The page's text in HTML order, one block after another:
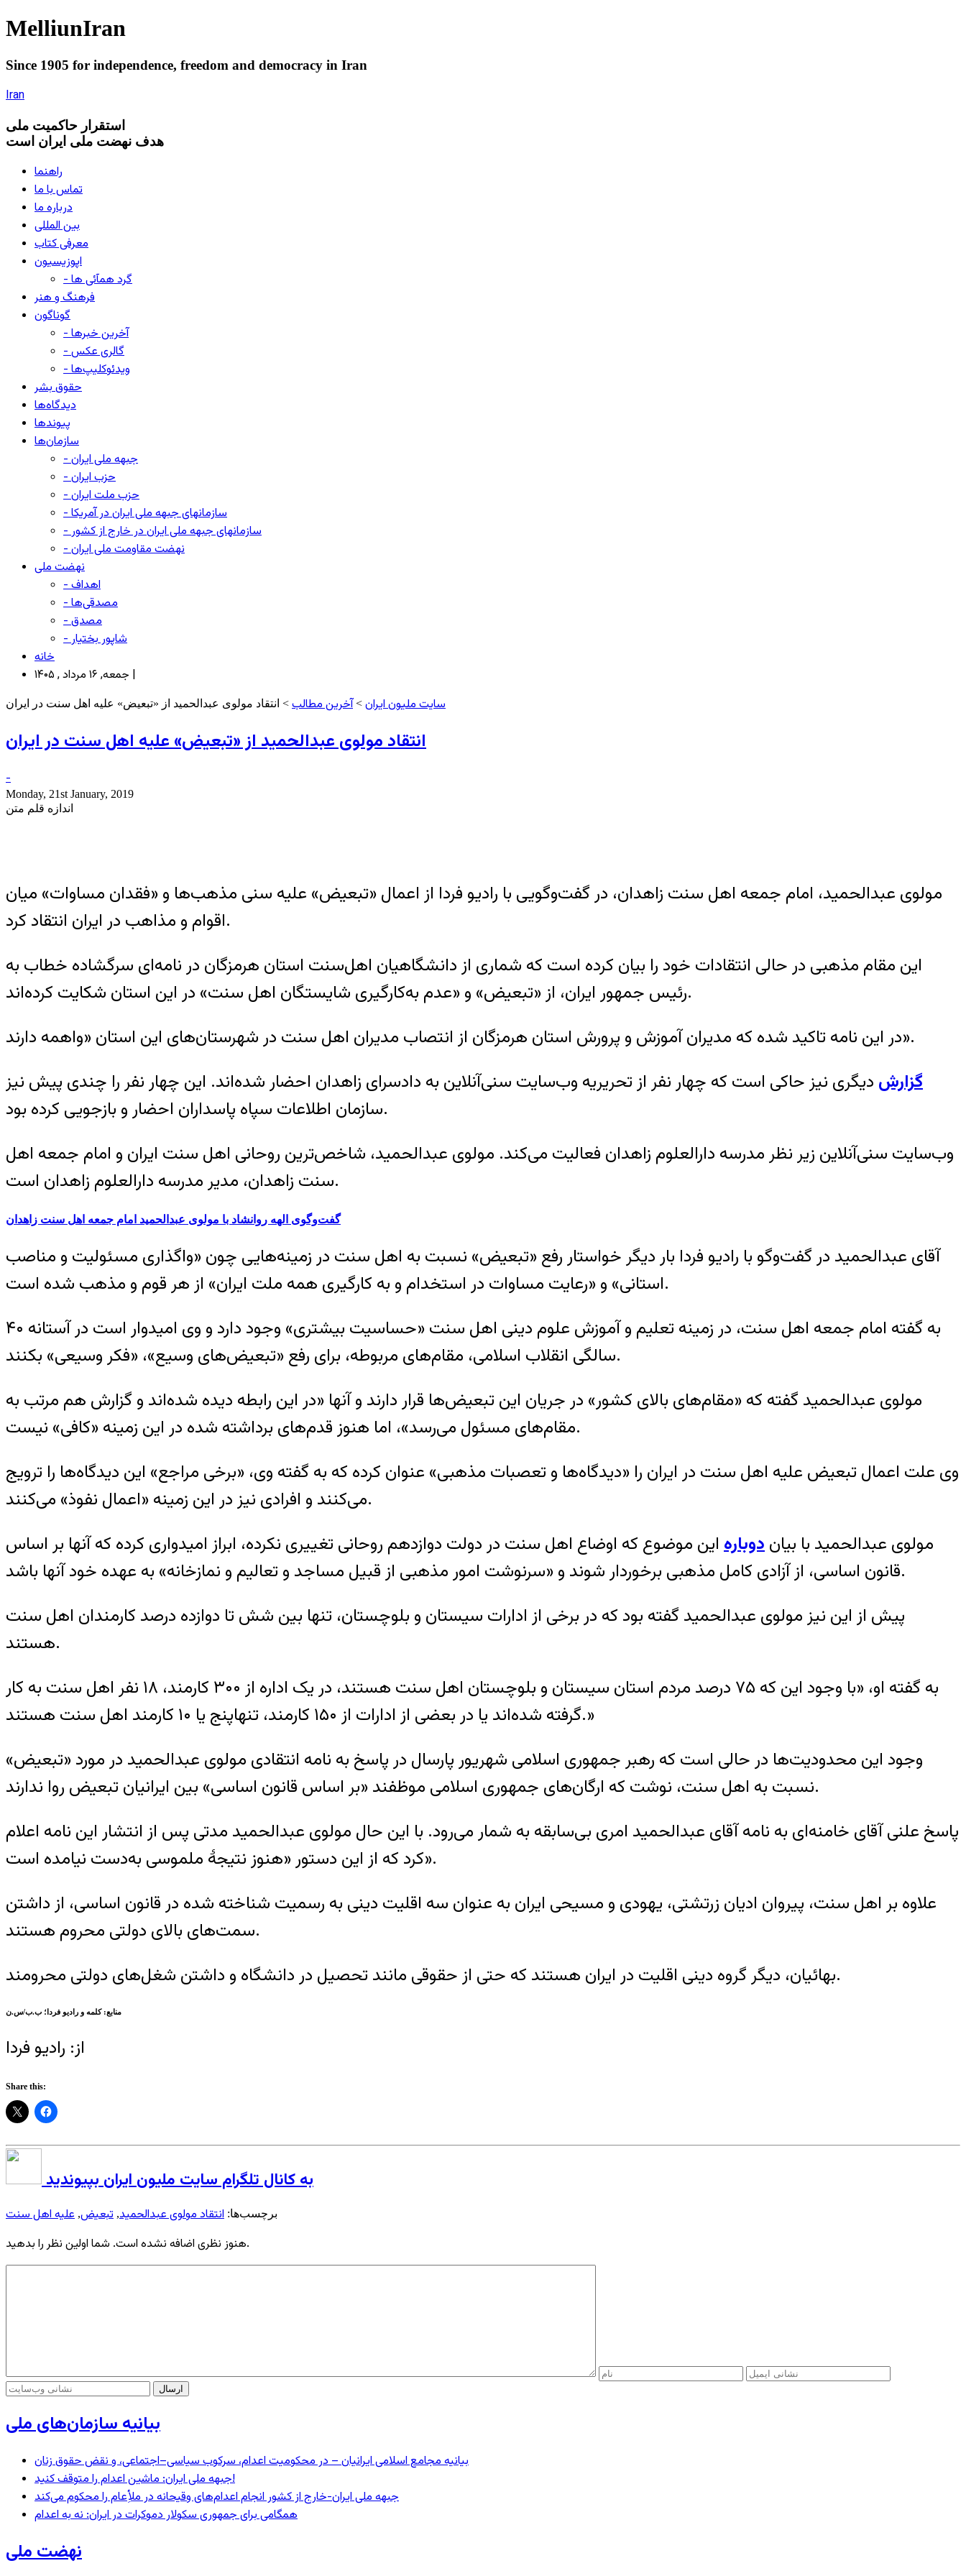
MelliunIran
Since 1905 for independence, freedom and democracy in Iran
Iran
استقرار حاکميت ملی
هدف نهضت ملی ایران است
راهنما
تماس با ما
درباره ما
بین المللی
معرفی کتاب
اپوزیسیون
- گرد همآئی ها
فرهنگ و هنر
گوناگون
- آخرین خبرها
- گالری عکس
- ویدئوکلیپ‌ها
حقوق بشر
دیدگاه‌ها
پیوندها
سازمان‌ها
- جبهه ملی ایران
- حزب ایران
- حزب ملت ایران
- سازمانهای جبهه ملی ایران در آمریکا
- سازمانهای جبهه ملی ایران در خارج از کشور
- نهضت مقاومت ملی ایران
نهضت ملی
- اهداف
- مصدقی‌ها
- مصدق
- شاپور بختیار
خانه
جمعه, ۱۶ مرداد , ۱۴۰۵ |
سایت ملیون ایران >آخرین مطالب > انتقاد مولوی عبدالحمید از «تبعیض» علیه اهل سنت در ایران
انتقاد مولوی عبدالحمید از «تبعیض» علیه اهل سنت در ایران
-
Monday, 21st January, 2019
اندازه قلم متن
مولوی عبدالحمید، امام جمعه اهل سنت زاهدان، در گفت‌وگویی با رادیو فردا از اعمال «تبعیض» علیه سنی مذهب‌ها و «فقدان مساوات» میان
اقوام و مذاهب در ایران انتقاد کرد.
این مقام مذهبی در حالی انتقادات خود را بیان کرده است که شماری از دانشگاهیان اهل‌سنت استان هرمزگان در نامه‌ای سرگشاده خطاب به
رئیس جمهور ایران، از «تبعیض» و «عدم به‌کارگیری شایستگان اهل‌ سنت» در این استان شکایت کرده‌اند.
در این نامه تاکید شده که مدیران آموزش و پرورش استان هرمزگان از انتصاب مدیران اهل سنت در شهرستان‌های این استان «واهمه دارند».
گزارش دیگری نیز حاکی است که چهار نفر از تحریریه وب‌سایت سنی‌آنلاین به دادسرای زاهدان احضار شده‌اند. این چهار نفر را چندی پیش نیز
سازمان اطلاعات سپاه پاسداران احضار و بازجویی کرده بود.
وب‌سایت سنی‌آنلاین زیر نظر مدرسه دارالعلوم زاهدان فعالیت می‌کند. مولوی عبدالحمید، شاخص‌ترین روحانی اهل سنت ایران و امام جمعه اهل
سنت زاهدان، مدیر مدرسه دارالعلوم زاهدان است.
گفت‌وگوی الهه روانشاد با مولوی عبدالحمید امام جمعه اهل سنت زاهدان
آقای عبدالحمید در گفت‌و‌گو با رادیو فردا بار دیگر خواستار رفع «تبعیض» نسبت به اهل سنت در زمینه‌هایی چون «واگذاری مسئولیت و مناصب
استانی» و «رعایت مساوات در استخدام و به کارگیری همه ملت ایران» از هر قوم و مذهب شده است.
به گفته امام جمعه اهل سنت، در زمینه تعلیم و آموزش علوم دینی اهل سنت «حساسیت بیشتری» وجود دارد و وی امیدوار است در آستانه ۴۰
سالگی انقلاب اسلامی، مقام‌های مربوطه، برای رفع «تبعیض‌های وسیع»، «فکر وسیعی» بکنند.
مولوی عبدالحمید گفته که «مقام‌های بالای کشور» در جریان این تبعیض‌ها قرار دارند و آنها «در این رابطه دیده شده‌اند و گزارش هم مرتب به
مقام‌های مسئول می‌رسد»، اما هنوز قدم‌های برداشته شده در این زمینه «کافی» نیست.
وی علت اعمال تبعیض علیه اهل سنت در ایران را «دیدگاه‌ها و تعصبات مذهبی» عنوان کرده که به گفته وی، «برخی مراجع» این دیدگاه‌ها را ترویج
می‌کنند و افرادی نیز در این زمینه «اعمال نفوذ» می‌کنند.
مولوی عبدالحمید با بیاندوباره این موضوع که اوضاع اهل سنت در دولت دوازدهم روحانی تغییری نکرده، ابراز امیدواری کرده که آنها بر اساس
قانون اساسی، از آزادی کامل مذهبی برخوردار شوند و «سرنوشت امور مذهبی از قبیل مساجد و تعالیم و نمازخانه» به عهده خود آنها باشد.
پیش از این نیز مولوی عبدالحمید گفته بود که در برخی از ادارات سیستان و بلوچستان، تنها بین شش تا دوازده درصد کارمندان اهل سنت
هستند.
به گفته او، «با وجود این که ۷۵ درصد مردم استان سیستان و بلوچستان اهل سنت هستند، در یک اداره از ۳۰۰ کارمند، ۱۸ نفر اهل سنت به کار
گرفته شده‌اند یا در بعضی از ادارات از ۱۵۰ کارمند، تنهاپنج یا ۱۰ کارمند اهل سنت هستند.»
وجود این محدودیت‌ها در حالی است که رهبر جمهوری اسلامی شهریور پارسال در پاسخ به نامه انتقادی مولوی عبدالحمید در مورد «تبعیض»
نسبت به اهل سنت، نوشت که ارگان‌های جمهوری اسلامی موظفند «بر اساس قانون اساسی» بین ایرانیان تبعیض روا ندارند.
پاسخ علنی آقای خامنه‌ای به نامه آقای عبدالحمید امری بی‌سابقه به شمار می‌رود. با این حال مولوی عبدالحمید مدتی پس از انتشار این نامه اعلام
کرد که از این دستور «هنوز نتیجۀ ملموسی به‌دست نیامده است».
علاوه بر اهل سنت، پیروان ادیان زرتشتی، یهودی و مسیحی ایران به عنوان سه اقلیت دینی به رسمیت شناخته شده در قانون اساسی، از داشتن
سمت‌های بالای دولتی محروم هستند.
بهائیان، دیگر گروه دینی اقلیت در ایران هستند که حتی از حقوقی مانند تحصیل در دانشگاه و داشتن شغل‌های دولتی محرومند.
منابع: کلمه و رادیو فردا؛ ب.ب/س.ن
از: رادیو فردا
Share this:
به کانال تلگرام سایت ملیون ایران بپیوندید
برچسب‌ها: انتقاد مولوی عبدالحمید, تبعیض, علیه اهل سنت
هنوز نظری اضافه نشده است. شما اولین نظر را بدهید.
بیانیه سازمان‌های ملی
بیانیه مجامع اسلامی ایرانیان – در محکومیت اعدام، سرکوب سیاسی–اجتماعی، و نقض حقوق زنان
جبهه ملی ایران: ماشین اعدام را متوقف کنید!
جبهه ملی ایران-خارج از کشور انجام اعدام‌های وقیحانه در ملأِعام را محکوم می‌کند
همگامی برای جمهوری سکولار دموکرات در ایران: نه به اعدام
نهضت ملی